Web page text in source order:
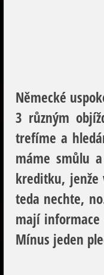
Německé
3 různým
trefíme a
máme smůlu
kreditku,
teda nechte,
mají informace
Mínus jeden